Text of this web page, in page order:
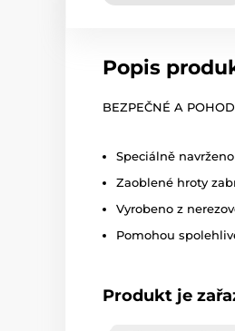
Popis
BEZPEČNÉ A
Speciálně
Zaoblené hroty
Vyrobeno z
Pomohou
Produkt je